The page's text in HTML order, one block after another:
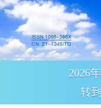
2026
转